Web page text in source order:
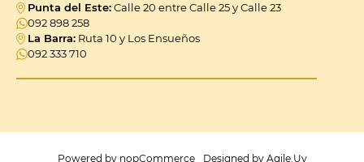
Punta del Este:Calle 20 entre Calle 25 y Calle 23
092 898 258
La Barra: Ruta 10 y Los Ensueños
092 333 710
Powered by nopCommerce Designed by Agile.Uy